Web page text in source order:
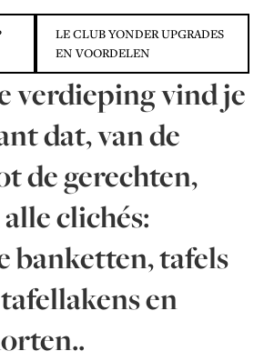
LE CLUB YONDER UPGRADES
EN VOORDELEN
verdieping vind je
dat, van de
de gerechten,
clichés:
banketten, tafels
en